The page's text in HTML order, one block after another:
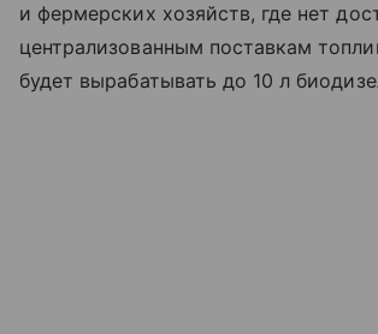
и фермерских хозяйств, где нет
централизованным поставкам
будет вырабатывать до 10 л